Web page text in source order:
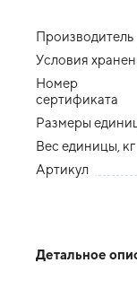
Производитель
Условия
Номер
сертификата
Размеры
Вес единицы, кг
Артикул
Детальное